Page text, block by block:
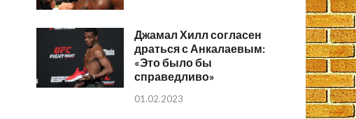
Джамал Хилл согласен
драться с Анкалаевым:
«Это было бы
справедливо»
01.02.2023